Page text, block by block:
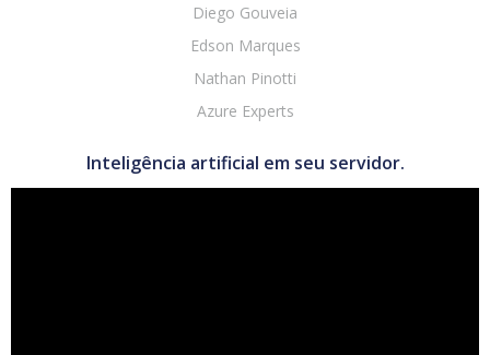
Diego Gouveia
Edson Marques
Nathan Pinotti
Azure Experts
Inteligência artificial em seu servidor.